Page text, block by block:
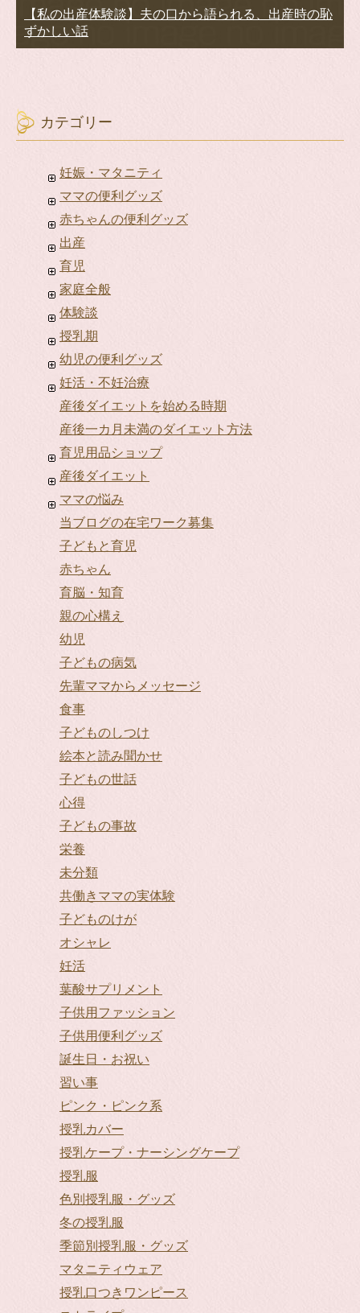
【私の出産体験談】夫の口から語られる、出産時の恥
ずかしい話
カテゴリー
妊娠・マタニティ
ママの便利グッズ
赤ちゃんの便利グッズ
出産
育児
家庭全般
体験談
授乳期
幼児の便利グッズ
妊活・不妊治療
産後ダイエットを始める時期
産後一カ月未満のダイエット方法
育児用品ショップ
産後ダイエット
ママの悩み
当ブログの在宅ワーク募集
子どもと育児
赤ちゃん
育脳・知育
親の心構え
幼児
子どもの病気
先輩ママからメッセージ
食事
子どものしつけ
絵本と読み聞かせ
子どもの世話
心得
子どもの事故
栄養
未分類
共働きママの実体験
子どものけが
オシャレ
妊活
葉酸サプリメント
子供用ファッション
子供用便利グッズ
誕生日・お祝い
習い事
ピンク・ピンク系
授乳カバー
授乳ケープ・ナーシングケープ
授乳服
色別授乳服・グッズ
冬の授乳服
季節別授乳服・グッズ
マタニティウェア
授乳口つきワンピース